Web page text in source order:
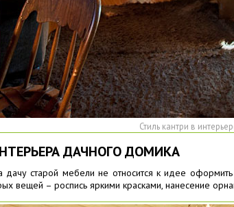
Стиль кантри в
ДАЧНОГО ДОМИКА
дачу старой мебели не относится к идее
вещей – роспись яркими красками, нанесение